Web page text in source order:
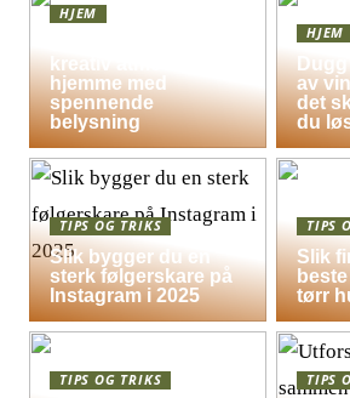
HJEM
kreativ atmosfære
hjemme med
spennende
belysning
HJEM
Dugg
av
det
du
TIPS OG TRIKS
Slik bygger du en
sterk følgerskare på
Instagram i 2025
TIPS
Slik
tørr
TIPS OG TRIKS TIPS